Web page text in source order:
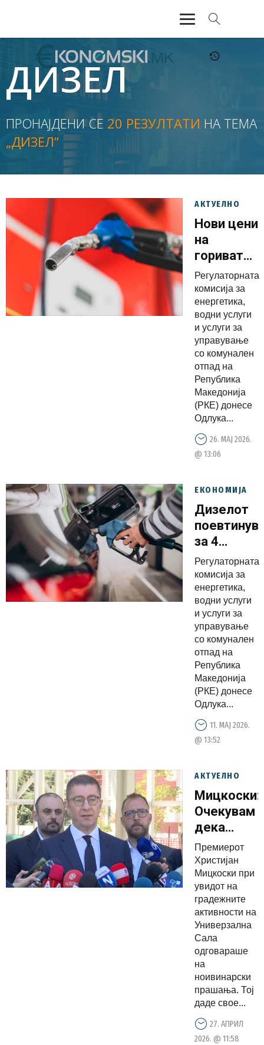
АКТУЕЛНО
ЕКОНОМИЈА
ФИНАНСИИ
БАНКАРСТВО
ЖИВОТ
МОЗАИК
ДИЗЕЛ
ПРОНАЈДЕНИ СЕ 20 РЕЗУЛТАТИ НА ТЕМА
„ДИЗЕЛ“
АКТУЕЛНО
Нови цени
на
горивата
од
полноќ:
Бензините
поскапи
за
половина
денар,
дизелот
со истата
цена
Регулаторната
комисија за
енергетика,
водни услуги
и услуги за
управување
со комунален
отпад на
Република
Македонија
(РКЕ) донесе
Одлука...
26. МАЈ 2026.
@ 13:06
ЕКОНОМИЈА
Дизелот
за 4
денари,
ова се
новите
цени на
горивата
Регулаторната
комисија за
енергетика,
водни услуги
и услуги за
управување
со комунален
отпад на
Република
Македонија
(РКЕ) донесе
Одлука...
11. МАЈ 2026.
@ 13:52
АКТУЕЛНО
Мицкоски:
Очекувам
дека
денес
дизелот
повторно
ќе
поевтини,
за 2 до
2,5
денари
Премиерот
Христијан
Мицкоски при
увидот на
градежните
активности на
Универзална
Сала
одговараше
на
ноивинарски
прашања. Тој
даде свое...
27. АПРИЛ
2026. @ 11:58